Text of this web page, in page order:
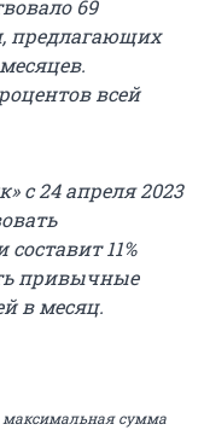
69
предлагающих
всей
с 24 апреля 2023
11%
привычные
в месяц.
максимальная сумма